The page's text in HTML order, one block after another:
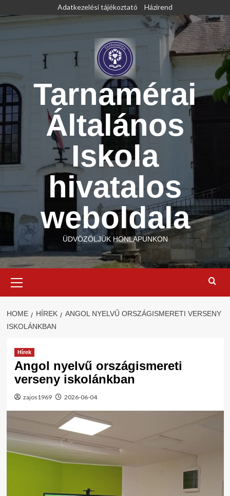
to
Adatkezelési tájékoztató Házirend
Tarnamérai
Általános
Iskola
hivatalos
weboldala
ÜDVÖZÖLJÜK HONLAPUNKON
Menu
HOME HÍREK
ANGOL NYELVŰ ORSZÁGISMERETI VERSENY
ISKOLÁNKBAN
Hírek
Angol nyelvű országismereti
verseny iskolánkban
zajos1969 2026-06-04